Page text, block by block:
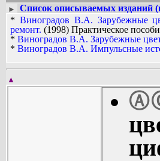
►
Список описываемых изданий
* Виноградов В.А. Зарубежные
ремонт. (1998) Практическое
* Виноградов В.А. Зарубежные
* Виноградов В.А. Импульсные
▲
Ⓐ